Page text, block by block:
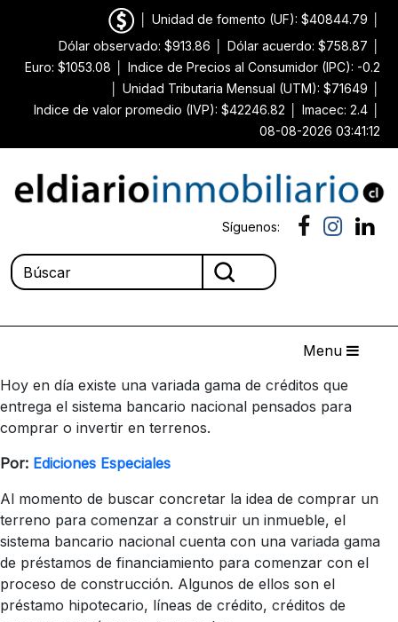
Unidad de fomento (UF): $40844.79
Dólar observado: $913.86
Dólar acuerdo: $758.87
Euro: $1053.08
Indice de Precios al Consumidor (IPC): -0.2
Unidad Tributaria Mensual (UTM): $71649
Indice de valor promedio (IVP): $42246.82
Imacec: 2.4
08-08-2026 03:41:12
Síguenos:
Menu
Hoy en día existe una variada gama de créditos que
entrega el sistema bancario nacional pensados para
comprar o invertir en terrenos.
Por: Ediciones Especiales
Al momento de buscar concretar la idea de comprar un
terreno para comenzar a construir un inmueble, el
sistema bancario nacional cuenta con una variada gama
de préstamos de financiamiento para comenzar con el
proceso de construcción. Algunos de ellos son el
préstamo hipotecario, líneas de crédito, créditos de